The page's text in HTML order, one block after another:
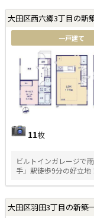
大田区西六郷3丁目の新
一戸建て
11枚
ビルトインガレージで
手」駅徒歩9分の好立地
大田区羽田3丁目の新築